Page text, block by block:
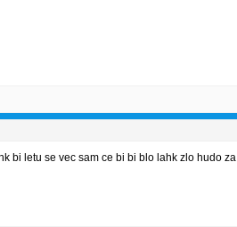
bi letu se vec sam ce bi bi blo lahk zlo hudo